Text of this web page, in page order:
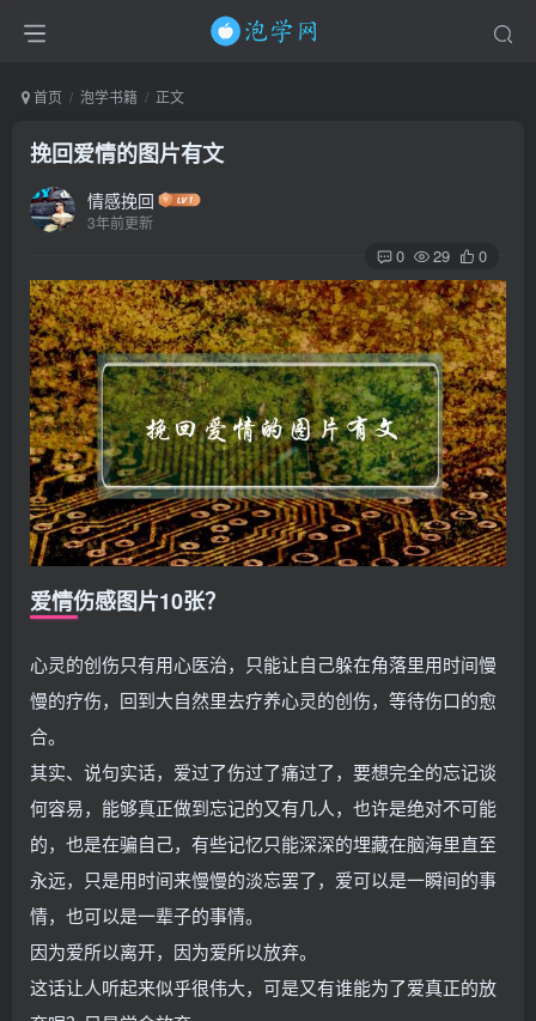
首页 泡学书籍 正文
挽回爱情的图片有文
情感挽回
3年前更新
0 29 0
爱情伤感图片10张？
心灵的创伤只有用心医治，只能让自己躲在角落里用时间慢
慢的疗伤，回到大自然里去疗养心灵的创伤，等待伤口的愈
合。
其实、说句实话，爱过了伤过了痛过了，要想完全的忘记谈
何容易，能够真正做到忘记的又有几人，也许是绝对不可能
的，也是在骗自己，有些记忆只能深深的埋藏在脑海里直至
永远，只是用时间来慢慢的淡忘罢了，爱可以是一瞬间的事
情，也可以是一辈子的事情。
因为爱所以离开，因为爱所以放弃。
这话让人听起来似乎很伟大，可是又有谁能为了爱真正的放